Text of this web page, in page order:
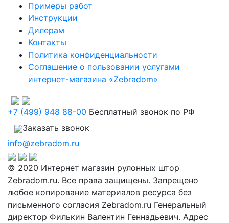
Примеры работ
Инструкции
Дилерам
Контакты
Политика конфиденциальности
Соглашение о пользовании услугами
интернет-магазина «Zebradom»
+7 (499) 948 88-00 Бесплатный звонок по РФ
Заказать звонок
info@zebradom.ru
© 2020 Интернет магазин рулонных штор
Zebradom.ru. Все права защищены. Запрещено
любое копирование материалов ресурса без
письменного согласия Zebradom.ru Генеральный
директор Филькин Валентин Геннадьевич. Адрес